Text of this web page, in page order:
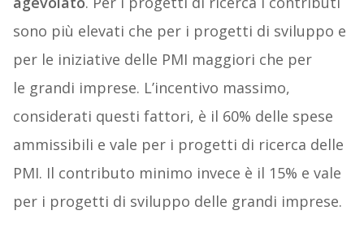
sono più elevati che per i progetti di sviluppo e
per le iniziative delle PMI maggiori che per
le grandi imprese. L’incentivo massimo,
considerati questi fattori, è il 60% delle spese
ammissibili e vale per i progetti di ricerca delle
PMI. Il contributo minimo invece è il 15% e vale
per i progetti di sviluppo delle grandi imprese.